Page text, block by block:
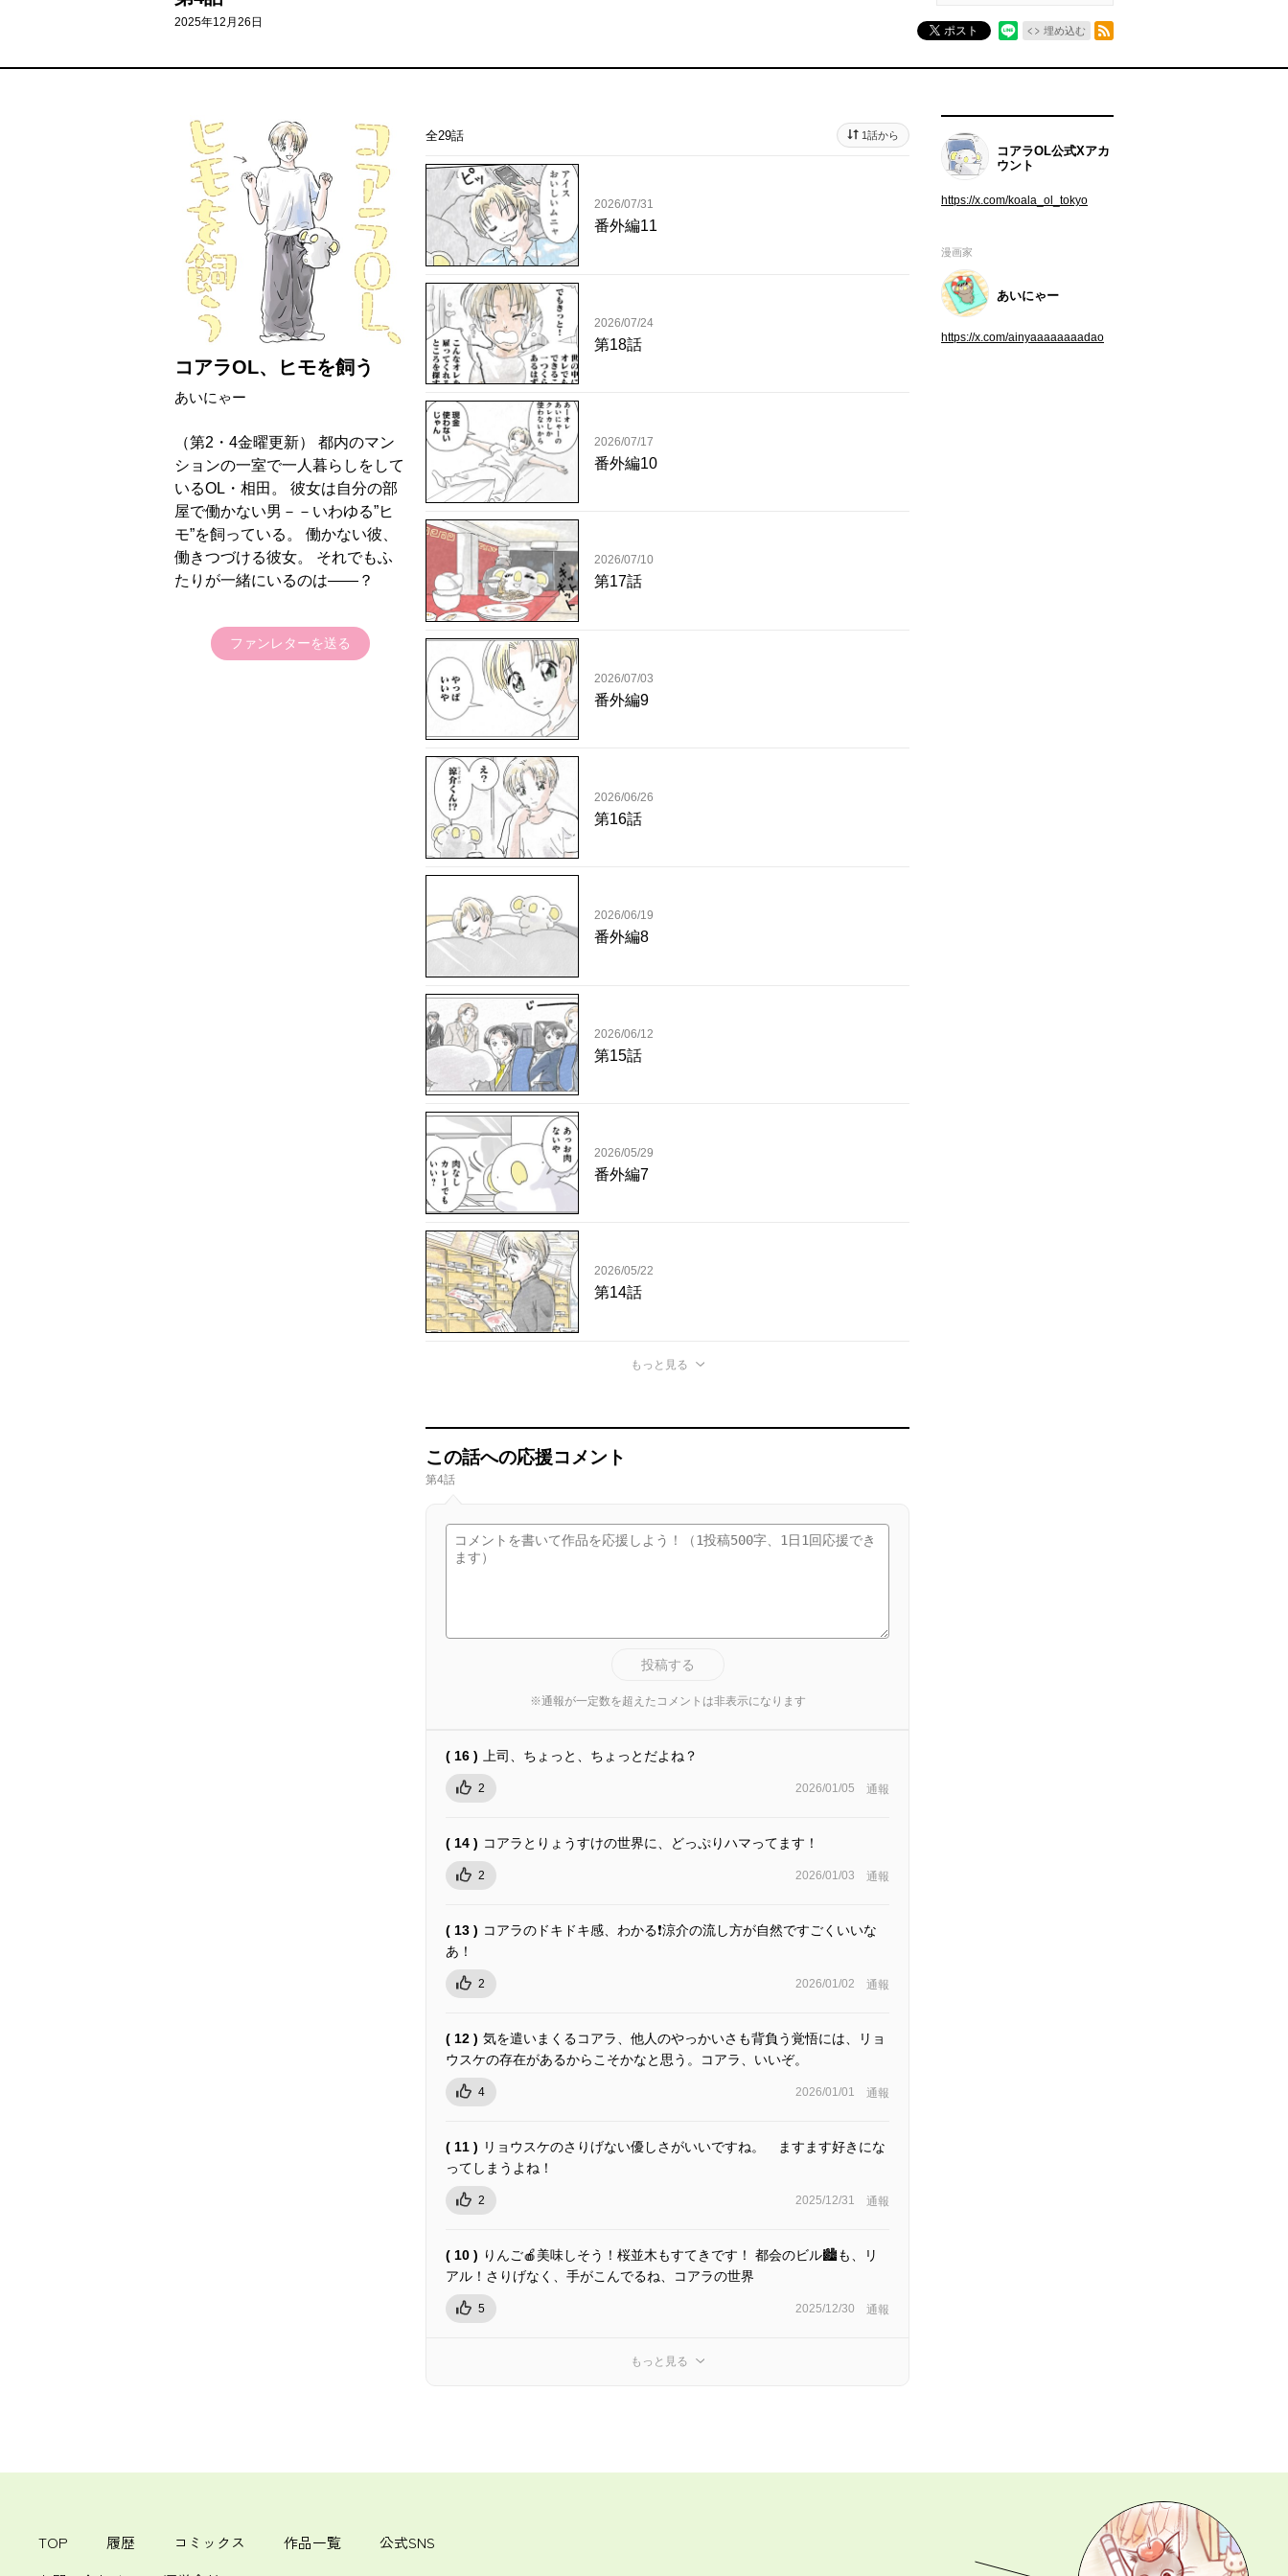
2025年12月26日
ポスト 埋め込む
コアラOL、ヒモを飼う
あいにゃー
（第2・4金曜更新） 都内のマン
ションの一室で一人暮らしをして
いるOL・相田。 彼女は自分の部
屋で働かない男－－いわゆる”ヒ
モ”を飼っている。 働かない彼、
働きつづける彼女。 それでもふ
たりが一緒にいるのは――？
ファンレターを送る
全29話 1話から
2026/07/31
番外編11
2026/07/24
第18話
2026/07/17
番外編10
2026/07/10
第17話
2026/07/03
番外編9
2026/06/26
第16話
2026/06/19
番外編8
2026/06/12
第15話
2026/05/29
番外編7
2026/05/22
第14話
もっと見る
この話への応援コメント
第4話
投稿する
※通報が一定数を超えたコメントは非表示になります
( 16 ) 上司、ちょっと、ちょっとだよね？
2 2026/01/05 通報
( 14 ) コアラとりょうすけの世界に、どっぷりハマってます！
2 2026/01/03 通報
( 13 ) コアラのドキドキ感、わかる❗️涼介の流し方が自然ですごくいいな
あ！
2 2026/01/02 通報
( 12 ) 気を遣いまくるコアラ、他人のやっかいさも背負う覚悟には、リョ
ウスケの存在があるからこそかなと思う。コアラ、いいぞ。
4 2026/01/01 通報
( 11 ) リョウスケのさりげない優しさがいいですね。 ますます好きにな
ってしまうよね！
2 2025/12/31 通報
( 10 ) りんご🍎美味しそう！桜並木もすてきです！ 都会のビル🏙️も、リ
アル！さりげなく、手がこんでるね、コアラの世界
5 2025/12/30 通報
もっと見る
コアラOL公式Xアカ
ウント
https://x.com/koala_ol_tokyo
漫画家
あいにゃー
https://x.com/ainyaaaaaaaadao
TOP 履歴 コミックス 作品一覧
公式SNS
あなたの「描きたい」を叶えます。 マンガ持ち込み、募集